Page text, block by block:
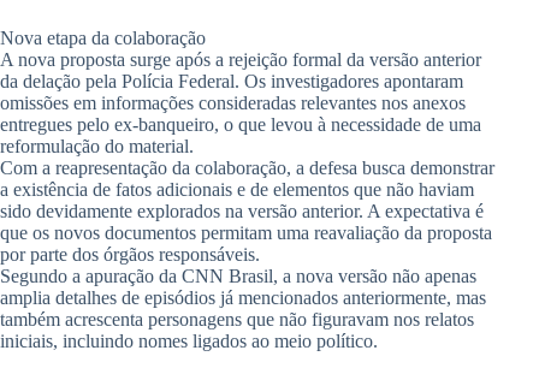
Nova etapa da colaboração
A nova proposta surge após a rejeição formal da versão anterior
da delação pela Polícia Federal. Os investigadores apontaram
omissões em informações consideradas relevantes nos anexos
entregues pelo ex-banqueiro, o que levou à necessidade de uma
reformulação do material.
Com a reapresentação da colaboração, a defesa busca demonstrar
a existência de fatos adicionais e de elementos que não haviam
sido devidamente explorados na versão anterior. A expectativa é
que os novos documentos permitam uma reavaliação da proposta
por parte dos órgãos responsáveis.
Segundo a apuração da CNN Brasil, a nova versão não apenas
amplia detalhes de episódios já mencionados anteriormente, mas
também acrescenta personagens que não figuravam nos relatos
iniciais, incluindo nomes ligados ao meio político.